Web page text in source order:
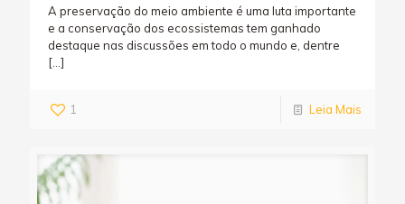
A preservação do meio ambiente é uma luta importante
e a conservação dos ecossistemas tem ganhado
destaque nas discussões em todo o mundo e, dentre
[…]
1 Leia Mais